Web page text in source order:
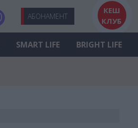
АБОНАМЕНТ
КЕШ
КЛУБ
SMART LIFE BRIGHT LIFE